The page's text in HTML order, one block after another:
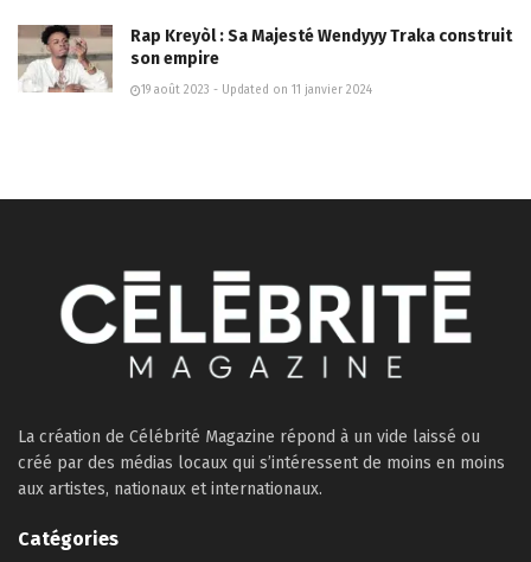
Rap Kreyòl : Sa Majesté Wendyyy Traka construit
son empire
19 août 2023 - Updated on 11 janvier 2024
La création de Célébrité Magazine répond à un vide laissé ou
créé par des médias locaux qui s’intéressent de moins en moins
aux artistes, nationaux et internationaux.
Catégories